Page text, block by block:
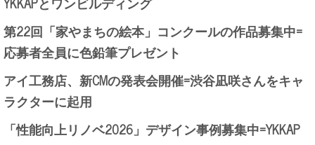
第22回「家やまちの絵本」コンクールの作品募集中=
応募者全員に色鉛筆プレゼント
アイ工務店、新CMの発表会開催=渋谷凪咲さんをキャ
ラクターに起用
「性能向上リノベ2026」デザイン事例募集中=YKKAP